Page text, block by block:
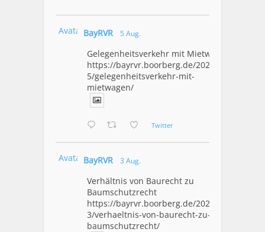
Avatar BayRVR 5 Aug.
Gelegenheitsverkehr mit Mietwagen
https://bayrvr.boorberg.de/2026/08/0
5/gelegenheitsverkehr-mit-
mietwagen/
Twitter
Avatar BayRVR 3 Aug.
Verhältnis von Baurecht zu
Baumschutzrecht
https://bayrvr.boorberg.de/2026/08/0
3/verhaeltnis-von-baurecht-zu-
baumschutzrecht/